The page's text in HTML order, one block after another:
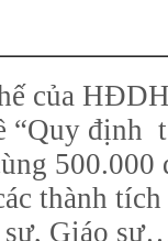
của
“Quy định
500.000
thành
Giáo